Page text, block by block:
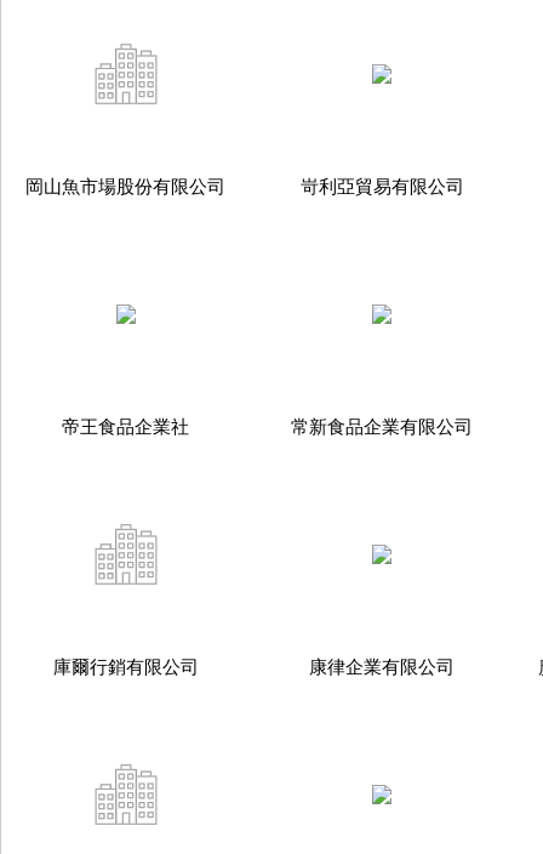
岡山魚市場股份有限公司 岢利亞貿易有限公司
帝王食品企業社 常新食品企業有限公司
庫爾行銷有限公司 康律企業有限公司